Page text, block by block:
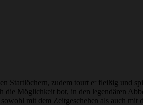
Startlöchern, zudem tourt er fleißig und
Möglichkeit bot, in den legendären
mit dem Zeitgeschehen als auch mit